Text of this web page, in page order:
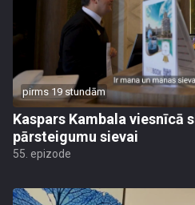
pirms 19 stundām
Kaspars Kambala viesnīcā
pārsteigumu sievai
55. epizode